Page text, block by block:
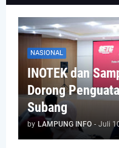
NASIONAL
INOTEK dan
Dorong
Subang
by LAMPUNG INFO - Juli